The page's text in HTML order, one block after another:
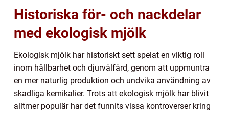
Historiska för- och nackdelar
med ekologisk mjölk
Ekologisk mjölk har historiskt sett spelat en viktig roll
inom hållbarhet och djurvälfärd, genom att uppmuntra
en mer naturlig produktion och undvika användning av
skadliga kemikalier. Trots att ekologisk mjölk har blivit
alltmer populär har det funnits vissa kontroverser kring